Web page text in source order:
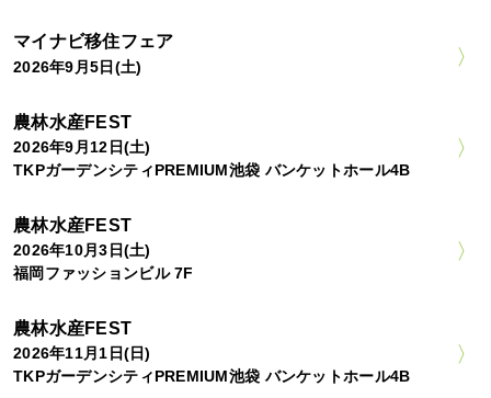
マイナビ移住フェア
2026年9月5日(土)
農林水産FEST
2026年9月12日(土)
TKPガーデンシティPREMIUM池袋 バンケットホール4B
農林水産FEST
2026年10月3日(土)
福岡ファッションビル 7F
農林水産FEST
2026年11月1日(日)
TKPガーデンシティPREMIUM池袋 バンケットホール4B